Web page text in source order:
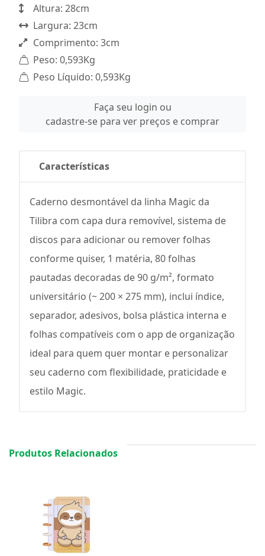
Altura: 28cm
Largura: 23cm
Comprimento: 3cm
Peso: 0,593Kg
Peso Líquido: 0,593Kg
Faça seu login ou
cadastre-se para ver preços e comprar
Características
Caderno desmontável da linha Magic da
Tilibra com capa dura removível, sistema de
discos para adicionar ou remover folhas
conforme quiser, 1 matéria, 80 folhas
pautadas decoradas de 90 g/m², formato
universitário (~ 200 × 275 mm), inclui índice,
separador, adesivos, bolsa plástica interna e
folhas compatíveis com o app de organização
ideal para quem quer montar e personalizar
seu caderno com flexibilidade, praticidade e
estilo Magic.
Produtos Relacionados